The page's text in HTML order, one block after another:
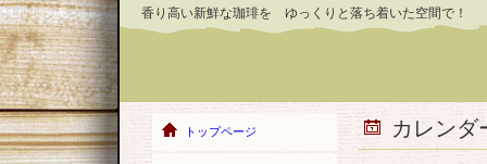
香り高い新鮮な珈琲を ゆっくりと落ち着いた空間で！
カレンダ
トップページ